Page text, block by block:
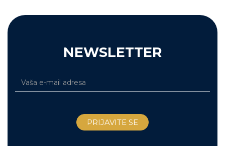
NEWSLETTER